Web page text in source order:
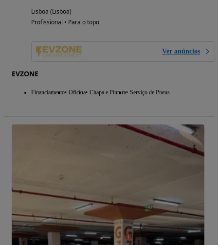
Lisboa (Lisboa)
Profissional • Para o topo
Ver anúncios
EVZONE
Financiamento Oficina Chapa e Pintura Serviço de Pneus